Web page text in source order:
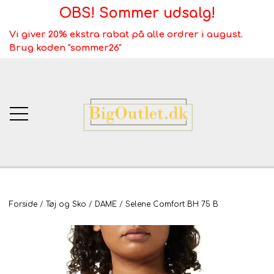
OBS! Sommer udsalg!
Vi giver 20% ekstra rabat på alle ordrer i august.
Brug koden "sommer26"
BigOutlet.dk
TÆPPER
Webshop ALT
Forside Tøj og Sko DAME Selene Comfort BH 75 B